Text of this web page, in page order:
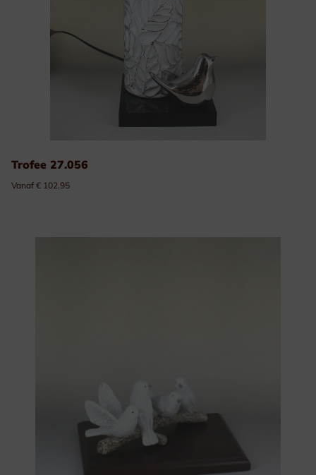
Trofee 27.056
Vanaf € 102.95